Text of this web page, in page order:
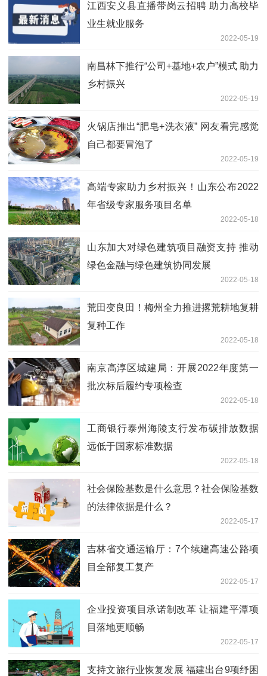
江西安义县直播带岗云招聘 助力高校毕
业生就业服务
2022-05-19
南昌林下推行“公司+基地+农户”模式 助力
乡村振兴
2022-05-19
火锅店推出“肥皂+洗衣液” 网友看完感觉
自己都要冒泡了
2022-05-19
高端专家助力乡村振兴！山东公布2022
年省级专家服务项目名单
2022-05-18
山东加大对绿色建筑项目融资支持 推动
绿色金融与绿色建筑协同发展
2022-05-18
荒田变良田！梅州全力推进撂荒耕地复耕
复种工作
2022-05-18
南京高淳区城建局：开展2022年度第一
批次标后履约专项检查
2022-05-18
工商银行泰州海陵支行发布碳排放数据
远低于国家标准数据
2022-05-18
社会保险基数是什么意思？社会保险基数
的法律依据是什么？
2022-05-17
吉林省交通运输厅：7个续建高速公路项
目全部复工复产
2022-05-17
企业投资项目承诺制改革 让福建平潭项
目落地更顺畅
2022-05-17
支持文旅行业恢复发展 福建出台9项纾困